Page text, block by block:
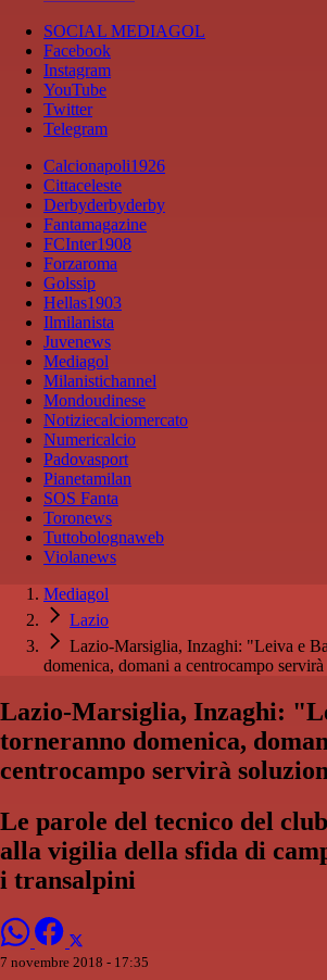
SOCIAL MEDIAGOL
Facebook
Instagram
YouTube
Twitter
Telegram
Calcionapoli1926
Cittaceleste
Derbyderbyderby
Fantamagazine
FCInter1908
Forzaroma
Golssip
Hellas1903
Ilmilanista
Juvenews
Mediagol
Milanistichannel
Mondoudinese
Notiziecalciomercato
Numericalcio
Padovasport
Pianetamilan
SOS Fanta
Toronews
Tuttobolognaweb
Violanews
Mediagol
Lazio
Lazio-Marsiglia, Inzaghi: "Leiva e
domenica, domani a centrocampo
Lazio-Marsiglia, Inzaghi:
torneranno domenica,
centrocampo servirà
Le parole del tecnico del
alla vigilia della sfida di
i transalpini
7 novembre 2018 - 17:35